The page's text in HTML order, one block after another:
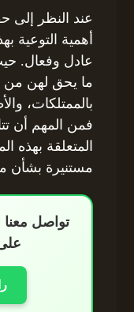
عند النظر إلى
أهمية التوعية
عادل وفعال.
ما يحق لهن من
بالممتلكات،
فمن المهم أن
المتعلقة بهذه
مستنيرة بشأن
تواصل معنا